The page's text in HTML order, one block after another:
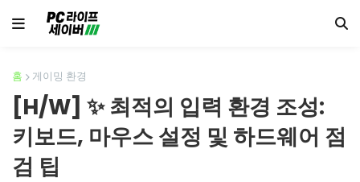
홈 게이밍 환경
[H/W] ✨ 최적의 입력 환경 조성:
키보드, 마우스 설정 및 하드웨어 점
검 팁